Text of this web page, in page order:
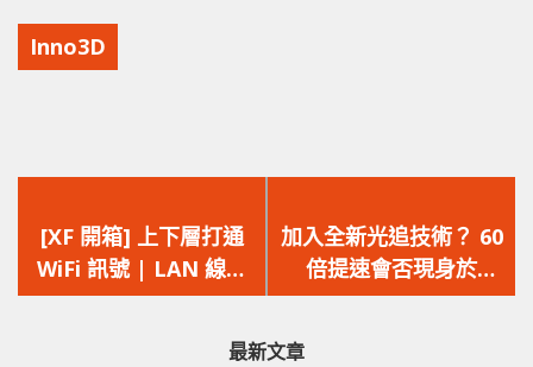
Inno3D
一
篇
文
[XF 開箱] 上下層打通
WiFi 訊號 | LAN 線骨
幹速度穩定 TP-LINK
一
篇
文
加入全新光追技術？ 60
倍提速會否現身於
NVIDIA RTX 3080Ti
最新文章